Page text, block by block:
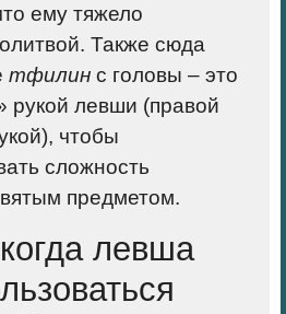
ему тяжело
Также сюда
тфилин с головы – это
рукой левши (правой
чтобы
сложность
предметом.
левша